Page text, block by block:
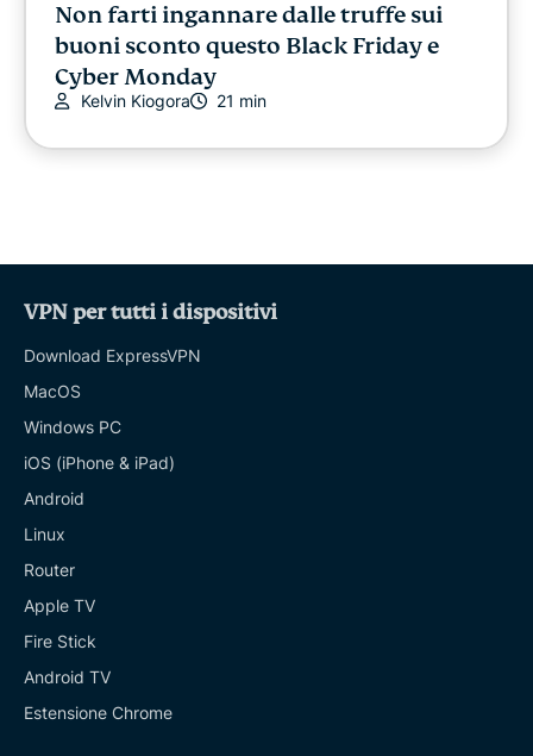
Non farti ingannare dalle truffe sui
buoni sconto questo Black Friday e
Cyber Monday
Kelvin Kiogora 21 min
VPN per tutti i dispositivi
Download ExpressVPN
MacOS
Windows PC
iOS (iPhone & iPad)
Android
Linux
Router
Apple TV
Fire Stick
Android TV
Estensione Chrome